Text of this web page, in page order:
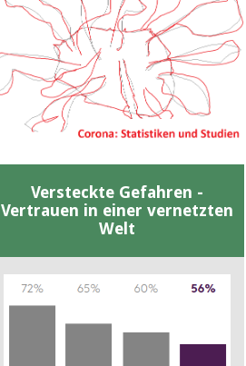
Versteckte Gefahren -
Vertrauen in einer vernetzten
Welt